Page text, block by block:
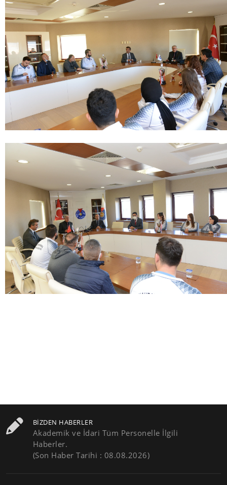
BIZDEN HABERLER
Akademik ve İdari Tüm Personelle İlgili
Haberler.
(Son Haber Tarihi : 08.08.2026)